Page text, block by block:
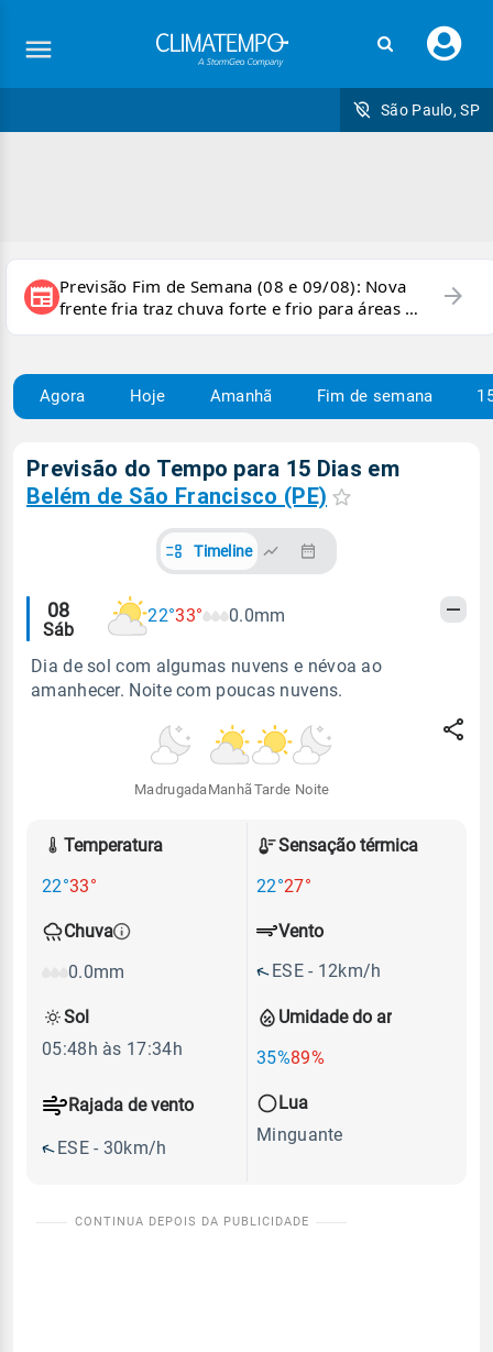
seu
São Paulo, SP
newspaper Previsão Fim de Semana (08 e 09/08): Nova
frente fria traz chuva forte e frio para áreas do
país
arrow_forward
Agora Hoje Amanhã Fim de semana
Previsão do Tempo para 15 Dias em
Belém de São Francisco (PE)
Timeline
Alertas
meteorológicos
08
Sáb
22°33° 0.0mm
Dia de sol com algumas nuvens e névoa ao
amanhecer. Noite com poucas nuvens.
Madrugada Manhã Tarde Noite
Temperatura
22°33°
Sensação térmica
22°27°
Chuva
0.0mm
Umidade do ar
35%89%
Vento
ESE - 12km/h
Rajada de vento
ESE - 30km/h
Sol
05:48h às 17:34h
Lua
Minguante